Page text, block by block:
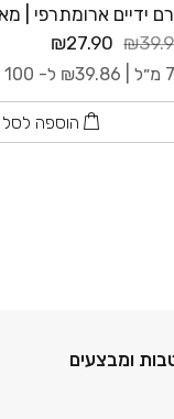
ידיים ארומתרפי |
₪27.90
|
₪39.86 ל- 100 מ"ל
הוספה לסל
ומבצעים